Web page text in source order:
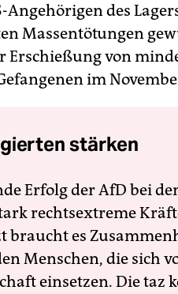
Angehörigen des
Massentötungen
Erschießung von
im
stärken
Erfolg der AfD bei
rechtsextreme
braucht es
Menschen, die sich
einsetzen. Die taz